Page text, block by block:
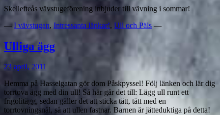
Skellefteås vävstugeförening inbjuder till vävning i sommar!
—I vävstugan, Intressanta länkar!, Ull och Päls—
Ulliga ägg
23 april, 2011
Hemma på Hasselgatan gör dom Påskpyssel! Följ länken och lär dig
torrtova ägg med din ull! Så här går det till: Lägg ull runt ett
frigolitägg, sedan gäller det att sticka tätt, tätt med en
torrtovningsnål, så att ullen fastnar. Barnen är jätteduktiga på detta!